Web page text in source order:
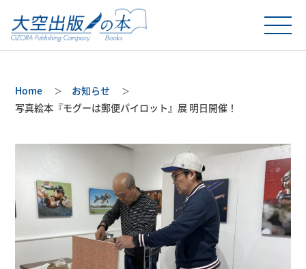
Home
お知らせ
写真絵本『モグーは郵便パイロット』展 明日開催！